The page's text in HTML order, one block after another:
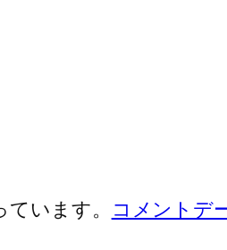
います。 コメントデ